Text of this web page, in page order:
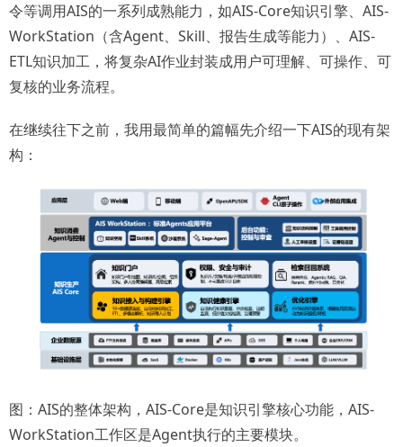
令等调用AIS的一系列成熟能力，如AIS-Core知识引擎、AIS-
WorkStation（含Agent、Skill、报告生成等能力）、AIS-
ETL知识加工，将复杂AI作业封装成用户可理解、可操作、可
复核的业务流程。
在继续往下之前，我用最简单的篇幅先介绍一下AIS的现有架
构：
图：AIS的整体架构，AIS-Core是知识引擎核心功能，AIS-
WorkStation工作区是Agent执行的主要模块。